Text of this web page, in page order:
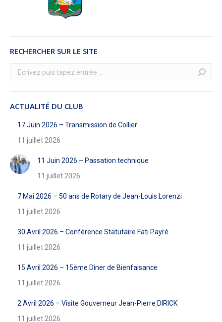
RECHERCHER SUR LE SITE
Recherche
:
ACTUALITÉ DU CLUB
17 Juin 2026 – Transmission de Collier
11 juillet 2026
11 Juin 2026 – Passation technique
11 juillet 2026
7 Mai 2026 – 50 ans de Rotary de Jean-Louis Lorenzi
11 juillet 2026
30 Avril 2026 – Conférence Statutaire Fati Payré
11 juillet 2026
15 Avril 2026 – 15ème Dîner de Bienfaisance
11 juillet 2026
2 Avril 2026 – Visite Gouverneur Jean-Pierre DIRICK
11 juillet 2026